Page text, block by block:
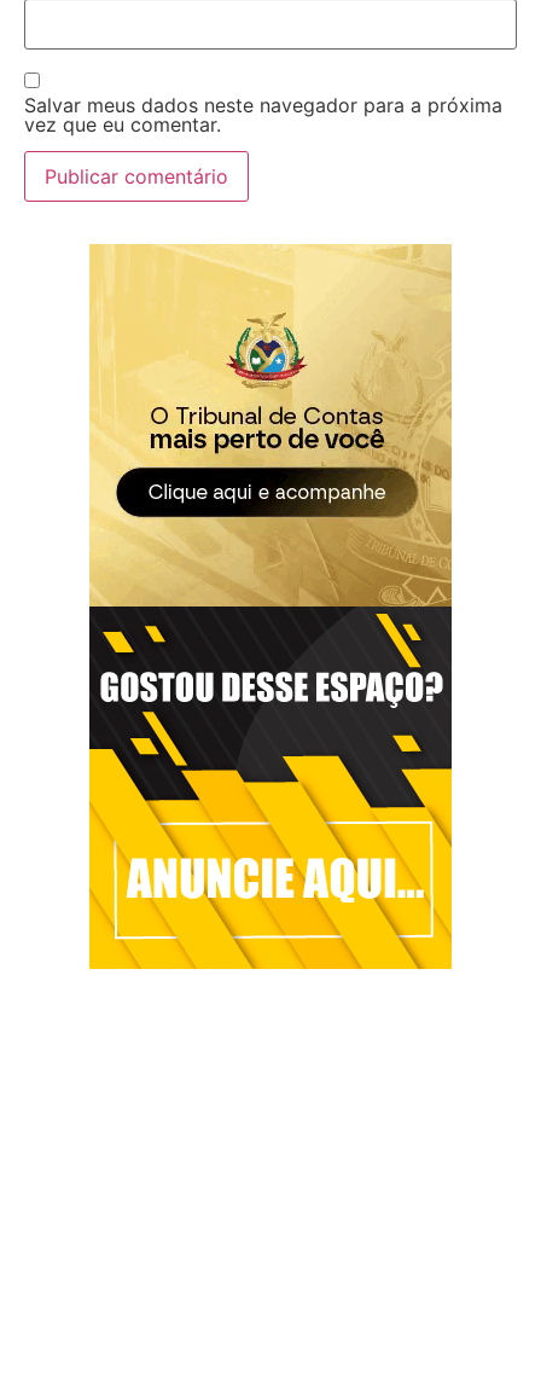
Salvar meus dados neste navegador para a próxima
vez que eu comentar.